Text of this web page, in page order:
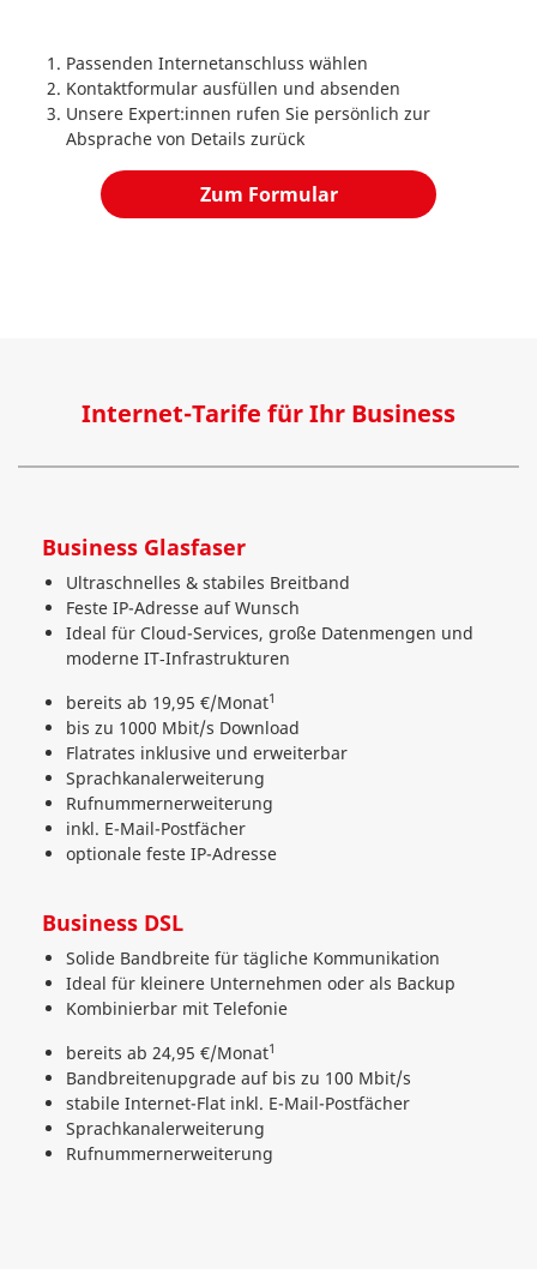
Passenden Internetanschluss wählen
Kontaktformular ausfüllen und absenden
Unsere Expert:innen rufen Sie persönlich zur
Absprache von Details zurück
Zum Formular
Internet-Tarife für Ihr Business
Business Glasfaser
Ultraschnelles & stabiles Breitband
Feste IP-Adresse auf Wunsch
Ideal für Cloud-Services, große Datenmengen und
moderne IT‑Infrastrukturen
bereits ab 19,95 €/Monat1
bis zu 1000 Mbit/s Download
Flatrates inklusive und erweiterbar
Sprachkanalerweiterung
Rufnummernerweiterung
inkl. E-Mail-Postfächer
optionale feste IP-Adresse
Business DSL
Solide Bandbreite für tägliche Kommunikation
Ideal für kleinere Unternehmen oder als Backup
Kombinierbar mit Telefonie
bereits ab 24,95 €/Monat1
Bandbreitenupgrade auf bis zu 100 Mbit/s
stabile Internet-Flat inkl. E-Mail-Postfächer
Sprachkanalerweiterung
Rufnummernerweiterung